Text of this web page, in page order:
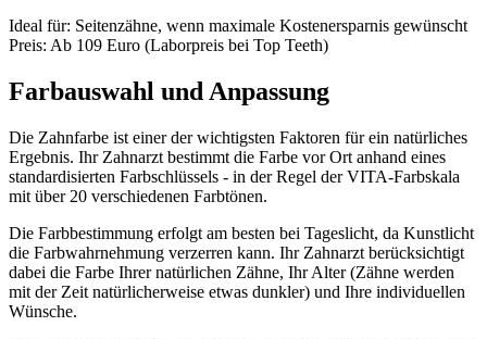
Ideal für: Seitenzähne, wenn maximale Kostenersparnis gewünscht
Preis: Ab 109 Euro (Laborpreis bei Top Teeth)
Farbauswahl und Anpassung
Die Zahnfarbe ist einer der wichtigsten Faktoren für ein natürliches
Ergebnis. Ihr Zahnarzt bestimmt die Farbe vor Ort anhand eines
standardisierten Farbschlüssels - in der Regel der VITA-Farbskala
mit über 20 verschiedenen Farbtönen.
Die Farbbestimmung erfolgt am besten bei Tageslicht, da Kunstlicht
die Farbwahrnehmung verzerren kann. Ihr Zahnarzt berücksichtigt
dabei die Farbe Ihrer natürlichen Zähne, Ihr Alter (Zähne werden
mit der Zeit natürlicherweise etwas dunkler) und Ihre individuellen
Wünsche.